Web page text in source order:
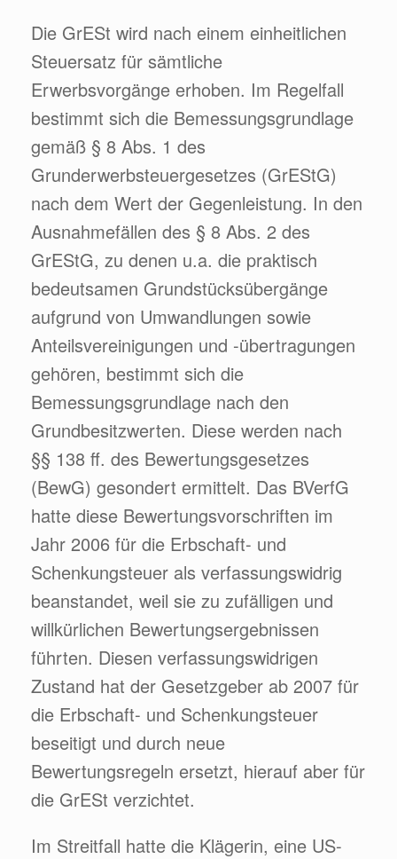
Die GrESt wird nach einem einheitlichen
Steuersatz für sämtliche
Erwerbsvorgänge erhoben. Im Regelfall
bestimmt sich die Bemessungsgrundlage
gemäß § 8 Abs. 1 des
Grunderwerbsteuergesetzes (GrEStG)
nach dem Wert der Gegenleistung. In den
Ausnahmefällen des § 8 Abs. 2 des
GrEStG, zu denen u.a. die praktisch
bedeutsamen Grundstücksübergänge
aufgrund von Umwandlungen sowie
Anteilsvereinigungen und -übertragungen
gehören, bestimmt sich die
Bemessungsgrundlage nach den
Grundbesitzwerten. Diese werden nach
§§ 138 ff. des Bewertungsgesetzes
(BewG) gesondert ermittelt. Das BVerfG
hatte diese Bewertungsvorschriften im
Jahr 2006 für die Erbschaft- und
Schenkungsteuer als verfassungswidrig
beanstandet, weil sie zu zufälligen und
willkürlichen Bewertungsergebnissen
führten. Diesen verfassungswidrigen
Zustand hat der Gesetzgeber ab 2007 für
die Erbschaft- und Schenkungsteuer
beseitigt und durch neue
Bewertungsregeln ersetzt, hierauf aber für
die GrESt verzichtet.
Im Streitfall hatte die Klägerin, eine US-